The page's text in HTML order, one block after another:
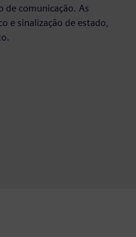
de comunicação. As
e sinalização de estado,